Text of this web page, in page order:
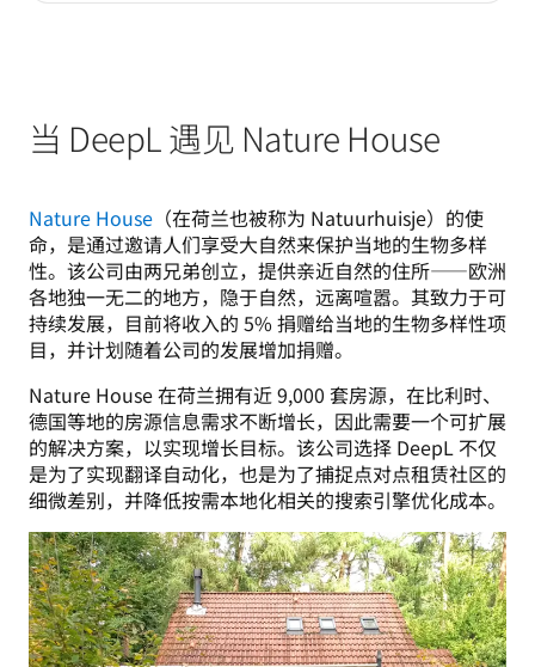
当 DeepL 遇见 Nature House
Nature House （在荷兰也被称为 Natuurhuisje）的使
命，是通过邀请人们享受大自然来保护当地的生物多样
性。该公司由两兄弟创立，提供亲近自然的住所——欧洲
各地独一无二的地方，隐于自然，远离喧嚣。其致力于可
持续发展，目前将收入的 5% 捐赠给当地的生物多样性项
目，并计划随着公司的发展增加捐赠。
Nature House 在荷兰拥有近 9,000 套房源，在比利时、
德国等地的房源信息需求不断增长，因此需要一个可扩展
的解决方案，以实现增长目标。该公司选择 DeepL 不仅
是为了实现翻译自动化，也是为了捕捉点对点租赁社区的
细微差别，并降低按需本地化相关的搜索引擎优化成本。